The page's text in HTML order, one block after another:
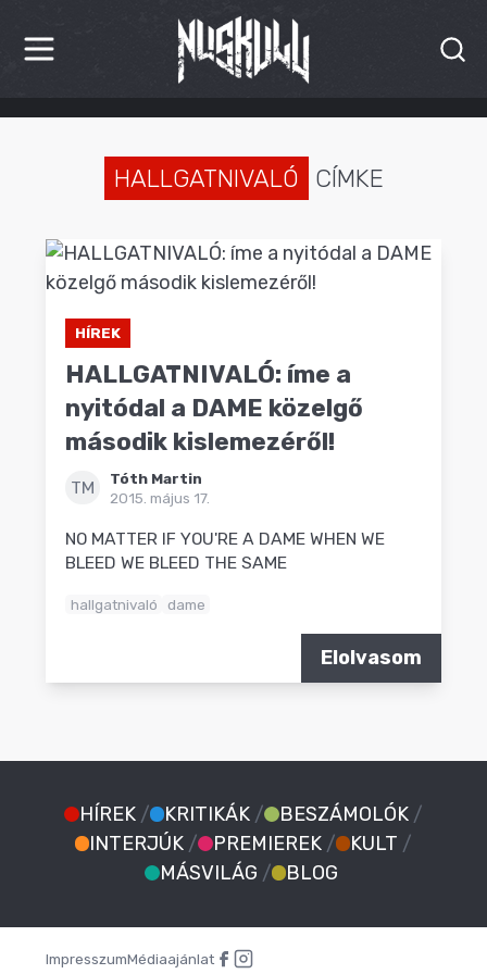
HÍREK
INTERJÚK
PREMIEREK
KULT
MÁSVILÁG
HALLGATNIVALÓ CÍMKE
HÍREK
HALLGATNIVALÓ: íme a
nyitódal a DAME közelgő
második kislemezéről!
TM
Tóth Martin
2015. május 17.
NO MATTER IF YOU'RE A DAME WHEN WE
BLEED WE BLEED THE SAME
hallgatnivaló dame
Elolvasom
HÍREK / KRITIKÁK / BESZÁMOLÓK /
INTERJÚK / PREMIEREK / KULT /
MÁSVILÁG / BLOG
ImpresszumMédiaajánlat